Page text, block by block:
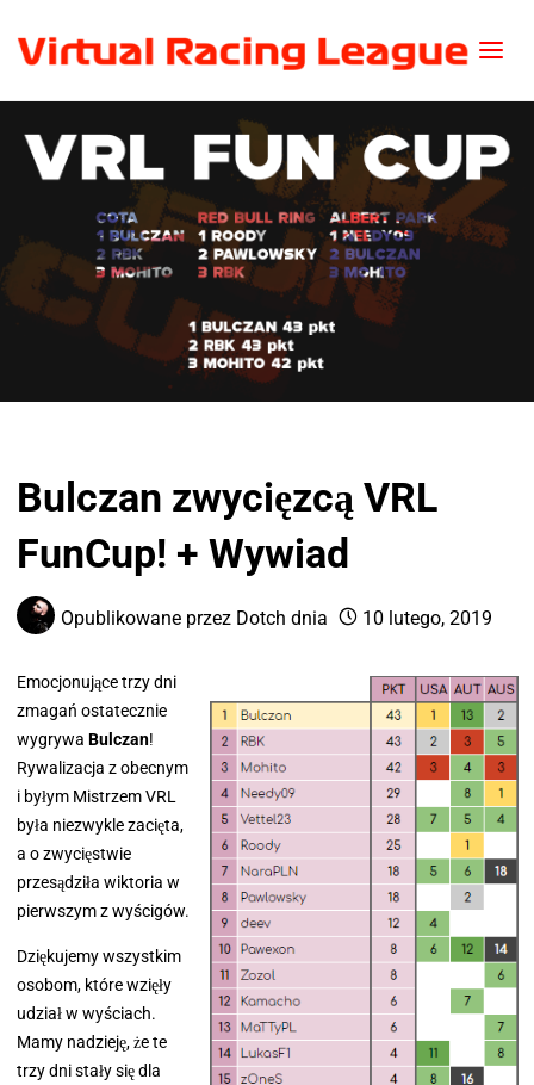
Bulczan zwycięzcą VRL
FunCup! + Wywiad
Opublikowane przez Dotch dnia 10 lutego, 2019
Emocjonujące trzy dni
zmagań ostatecznie
wygrywa Bulczan!
Rywalizacja z obecnym
i byłym Mistrzem VRL
była niezwykle zacięta,
a o zwycięstwie
przesądziła wiktoria w
pierwszym z wyścigów.
Dziękujemy wszystkim
osobom, które wzięły
udział w wyściach.
Mamy nadzieję, że te
trzy dni stały się dla